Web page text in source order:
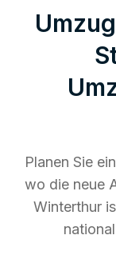
Planen Sie
wo die neue
Winterthur